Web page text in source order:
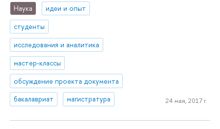
Наука
идеи и опыт
студенты
исследования и аналитика
мастер-классы
обсуждение проекта документа
бакалавриат
магистратура 24 мая, 2017 г.